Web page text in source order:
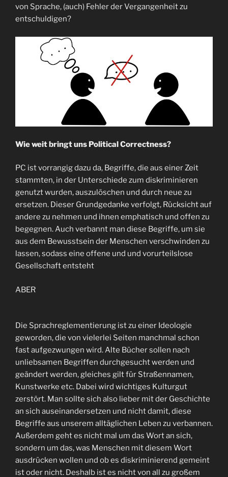
von Sprache, (auch) Fehler der Vergangenheit zu
entschuldigen?
Wie weit bringt uns Political Correctness?
PC ist vorrangig dazu da, Begriffe, die aus einer Zeit
stammten, in der Unterschiede zum diskriminieren
genutzt wurden, auszulöschen und durch neue zu
ersetzen. Dieser Grundgedanke verfolgt, Rücksicht auf
andere zu nehmen und ihnen emphatisch und offen zu
begegnen. Auch verbannt man diese Begriffe, um sie
aus dem Bewusstsein der Menschen verschwinden zu
lassen, sodass eine offene und und vorurteilslose
Gesellschaft entsteht
ABER
Die Sprachreglementierung ist zu einer Ideologie
geworden, die von vielerlei Seiten manchmal schon
fast aufgezwungen wird. Alte Bücher sollen nach
unliebsamen Begriffen durchgesucht werden und
geändert werden, gleiches gilt für Straßennamen,
Kunstwerke etc. Dabei wird wichtiges Kulturgut
zerstört. Man sollte sich also lieber mit der Geschichte
an sich auseinandersetzen und nicht damit, diese
Begriffe aus unserem alltäglichen Leben zu verbannen.
Außerdem geht es nicht mal um das Wort an sich,
sondern um das, was Menschen mit diesem Wort
ausdrücken wollen und ob es diskriminierend gemeint
ist oder nicht. Deshalb ist es nicht von all zu großem